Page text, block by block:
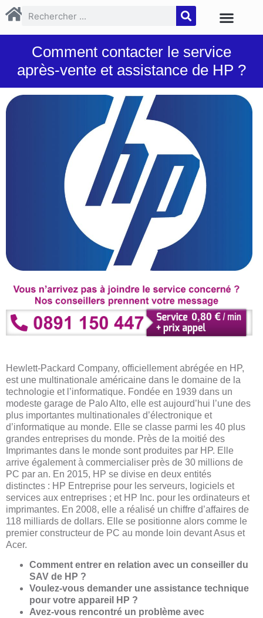
Comment contacter le service
après-vente et assistance de HP ?
Hewlett-Packard Company, officiellement abrégée en HP,
est une multinationale américaine dans le domaine de la
technologie et l’informatique. Fondée en 1939 dans un
modeste garage de Palo Alto, elle est aujourd’hui l’une des
plus importantes multinationales d’électronique et
d’informatique au monde. Elle se classe parmi les 40 plus
grandes entreprises du monde. Près de la moitié des
Imprimantes dans le monde sont produites par HP. Elle
arrive également à commercialiser près de 30 millions de
PC par an. En 2015, HP se divise en deux entités
distinctes : HP Entreprise pour les serveurs, logiciels et
services aux entreprises ; et HP Inc. pour les ordinateurs et
imprimantes. En 2008, elle a réalisé un chiffre d’affaires de
118 milliards de dollars. Elle se positionne alors comme le
premier constructeur de PC au monde loin devant Asus et
Acer.
Comment entrer en relation avec un conseiller du
SAV de HP ?
Voulez-vous demander une assistance technique
pour votre appareil HP ?
Avez-vous rencontré un problème avec